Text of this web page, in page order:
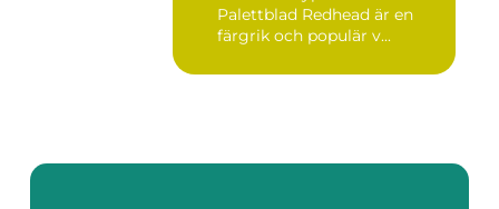
Palettblad Redhead är en
färgrik och populär v...